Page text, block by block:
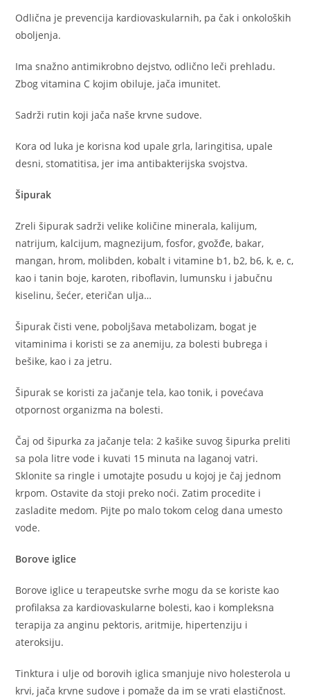
Odlična je prevencija kardiovaskularnih, pa čak i onkoloških
oboljenja.
Ima snažno antimikrobno dejstvo, odlično leči prehladu.
Zbog vitamina C kojim obiluje, jača imunitet.
Sadrži rutin koji jača naše krvne sudove.
Kora od luka je korisna kod upale grla, laringitisa, upale
desni, stomatitisa, jer ima antibakterijska svojstva.
Šipurak
Zreli šipurak sadrži velike količine minerala, kalijum,
natrijum, kalcijum, magnezijum, fosfor, gvožđe, bakar,
mangan, hrom, molibden, kobalt i vitamine b1, b2, b6, k, e, c,
kao i tanin boje, karoten, riboflavin, lumunsku i jabučnu
kiselinu, šećer, eteričan ulja…
Šipurak čisti vene, poboljšava metabolizam, bogat je
vitaminima i koristi se za anemiju, za bolesti bubrega i
bešike, kao i za jetru.
Šipurak se koristi za jačanje tela, kao tonik, i povećava
otpornost organizma na bolesti.
Čaj od šipurka za jačanje tela: 2 kašike suvog šipurka preliti
sa pola litre vode i kuvati 15 minuta na laganoj vatri.
Sklonite sa ringle i umotajte posudu u kojoj je čaj jednom
krpom. Ostavite da stoji preko noći. Zatim procedite i
zasladite medom. Pijte po malo tokom celog dana umesto
vode.
Borove iglice
Borove iglice u terapeutske svrhe mogu da se koriste kao
profilaksa za kardiovaskularne bolesti, kao i kompleksna
terapija za anginu pektoris, aritmije, hipertenziju i
ateroksiju.
Tinktura i ulje od borovih iglica smanjuje nivo holesterola u
krvi, jača krvne sudove i pomaže da im se vrati elastičnost.